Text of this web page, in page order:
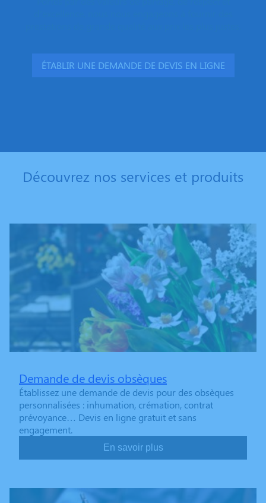
ÉTABLIR UNE DEMANDE DE DEVIS EN LIGNE
Découvrez nos services et produits
Demande de devis obsèques
Établissez une demande de devis pour des obsèques
personnalisées : inhumation, crémation, contrat
prévoyance… Devis en ligne gratuit et sans
engagement.
En savoir plus